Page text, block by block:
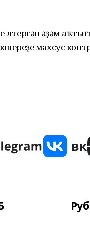
үлтергән әҙәм
махсус